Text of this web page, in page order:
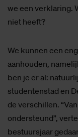
we een verklaring.
niet heeft?
We kunnen een
aanhouden,
ben je er al:
studentenstad en
de verschillen.
ondersteund”,
bestuursjaar